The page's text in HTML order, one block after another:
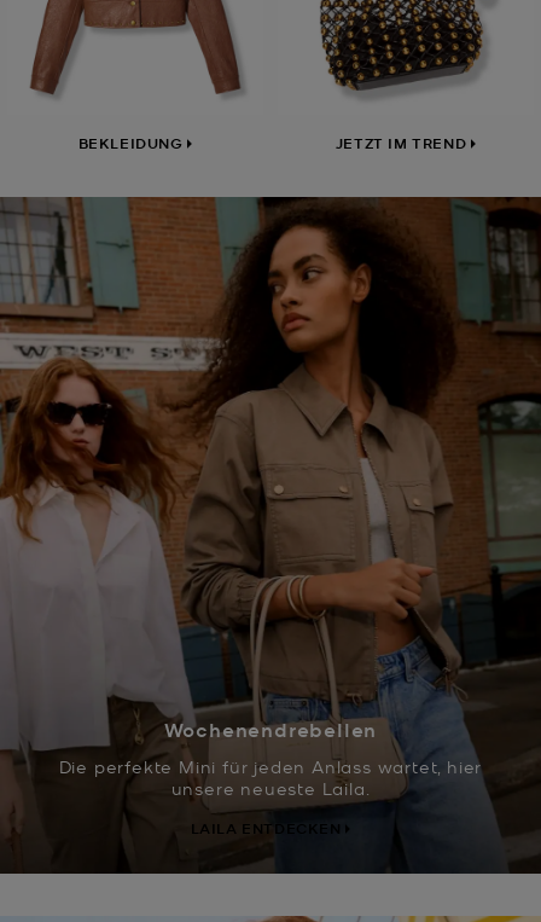
BEKLEIDUNG JETZT IM TREND
Wochenendrebellen
Die perfekte Mini für jeden Anlass wartet, hier
unsere neueste Laila.
LAILA ENTDECKEN